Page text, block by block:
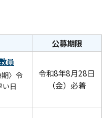
公募期限
員
期〉令
日
令和8年8月28日
（金）必着
の方
／研修
いて